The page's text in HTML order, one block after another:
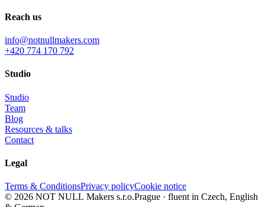
Reach us
info@notnullmakers.com
+420 774 170 792
Studio
Studio
Team
Blog
Resources & talks
Contact
Legal
Terms & ConditionsPrivacy policyCookie notice
© 2026 NOT NULL Makers s.r.o.Prague · fluent in Czech, English